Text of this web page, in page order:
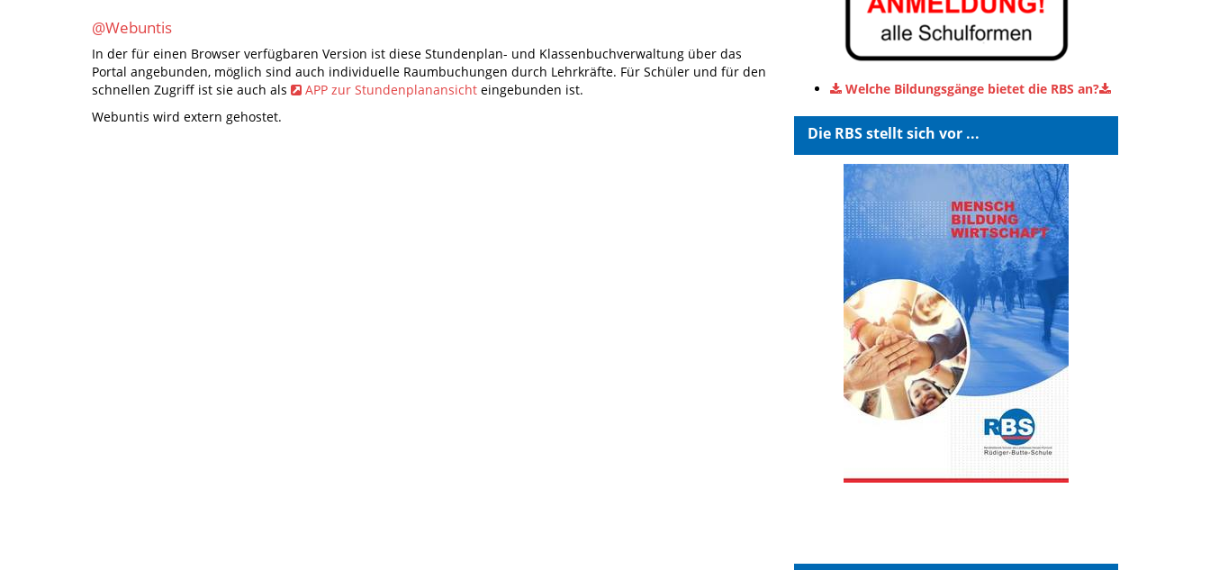
Welche Bildungsgänge bietet die RBS an?
Die RBS stellt sich vor ...
@Webuntis
In der für einen Browser verfügbaren Version ist diese Stundenplan- und Klassenbuchverwaltung über das
Portal angebunden, möglich sind auch individuelle Raumbuchungen durch Lehrkräfte. Für Schüler und für den
schnellen Zugriff ist sie auch als
APP zur Stundenplanansicht eingebunden ist.
Webuntis wird extern gehostet.